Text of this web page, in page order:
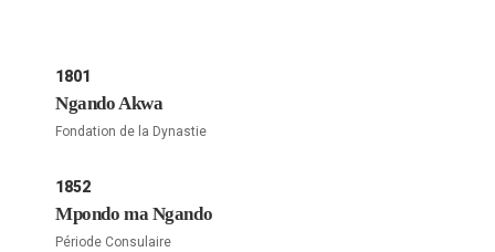
1801
Ngando Akwa
Fondation de la Dynastie
1852
Mpondo ma Ngando
Période Consulaire